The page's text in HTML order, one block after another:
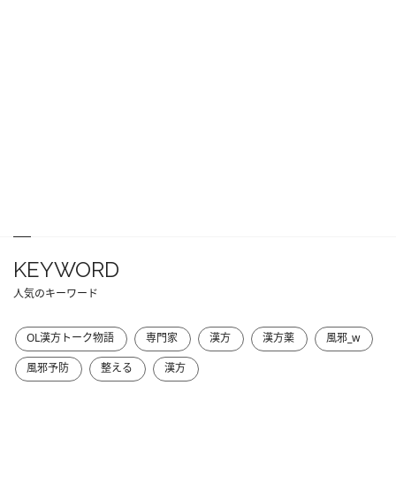
KEYWORD
人気のキーワード
OL漢方トーク物語 専門家 漢方 漢方薬
風邪_w
風邪予防
整える 漢方